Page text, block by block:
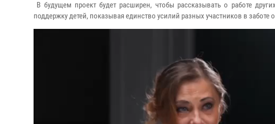
В будущем проект будет расширен, чтобы рассказывать о работе
поддержку детей, показывая единство усилий разных участников в